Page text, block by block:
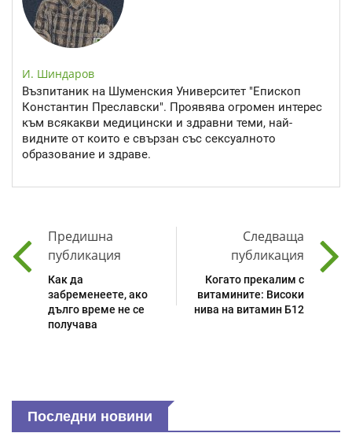
И. Шиндаров
Възпитаник на Шуменския Университет "Епископ
Константин Преславски". Проявява огромен интерес
към всякакви медицински и здравни теми, най-
видните от които е свързан със сексуалното
образование и здраве.
Предишна
публикация
Как да
забременеете, ако
дълго време не се
получава
Следваща
публикация
Когато прекалим с
витамините: Високи
нива на витамин Б12
Последни новини